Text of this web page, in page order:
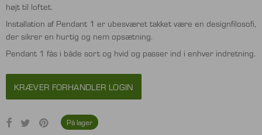
højt til loftet.
Installation af Pendant 1 er ubesværet takket være en designfilosofi,
der sikrer en hurtig og nem opsætning.
Pendant 1 fås i både sort og hvid og passer ind i enhver indretning.
KRÆVER FORHANDLER LOGIN
På lager